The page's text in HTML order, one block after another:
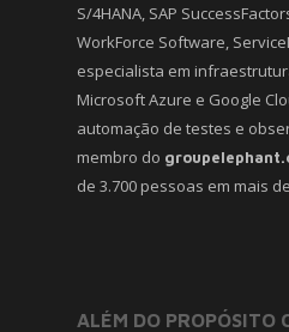
S/4HANA, SAP
WorkForce Software,
especialista em
Microsoft Azure e Google
automação de testes e
membro do
de 3.700 pessoas em mais
ALÉM DO PROPÓSITO